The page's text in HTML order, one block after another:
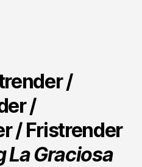
/
/
/ Fristrender
La Graciosa